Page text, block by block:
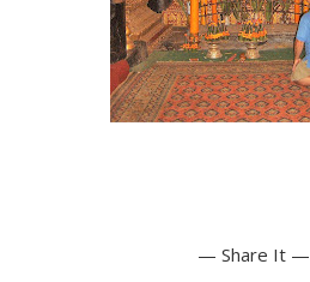
— Share It —